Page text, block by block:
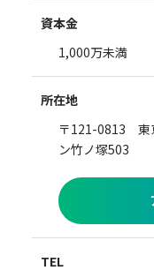
資本金
1,000万未満
所在地
〒121-0813 東
ン竹ノ塚503
TEL